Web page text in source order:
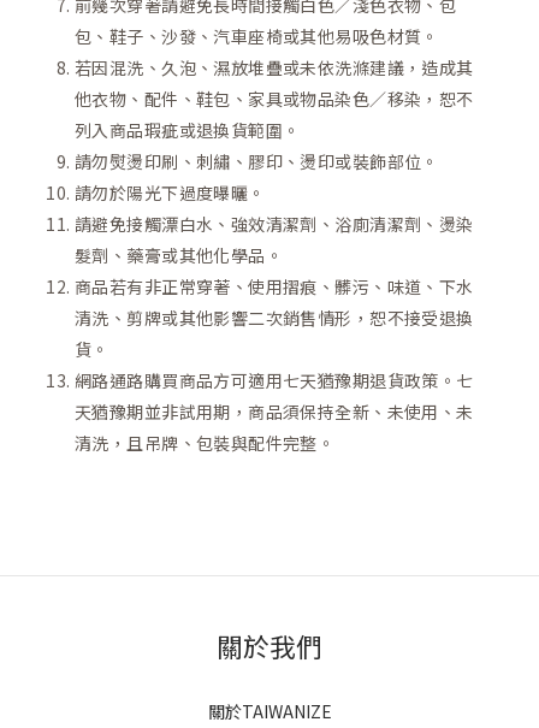
前幾次穿著請避免長時間接觸白色／淺色衣物、包
包、鞋子、沙發、汽車座椅或其他易吸色材質。
若因混洗、久泡、濕放堆疊或未依洗滌建議，造成其
他衣物、配件、鞋包、家具或物品染色／移染，恕不
列入商品瑕疵或退換貨範圍。
請勿熨燙印刷、刺繡、膠印、燙印或裝飾部位。
請勿於陽光下過度曝曬。
請避免接觸漂白水、強效清潔劑、浴廁清潔劑、燙染
髮劑、藥膏或其他化學品。
商品若有非正常穿著、使用摺痕、髒污、味道、下水
清洗、剪牌或其他影響二次銷售情形，恕不接受退換
貨。
網路通路購買商品方可適用七天猶豫期退貨政策。七
天猶豫期並非試用期，商品須保持全新、未使用、未
清洗，且吊牌、包裝與配件完整。
關於我們
關於TAIWANIZE